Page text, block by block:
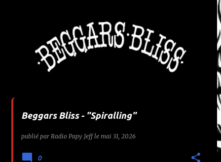
Beggars Bliss - "Spiralling"
publié par Radio Papy Jeff le mai 31, 2026
0